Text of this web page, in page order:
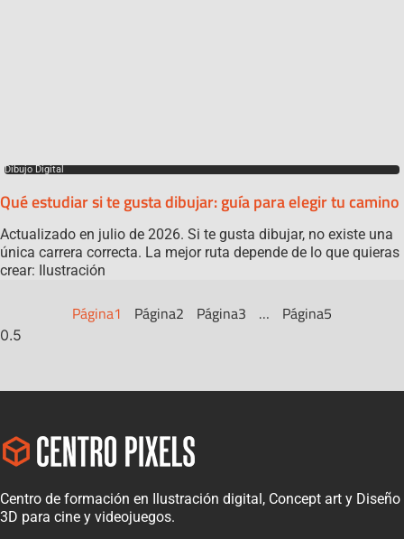
Dibujo Digital
Qué estudiar si te gusta dibujar: guía para elegir tu camino
Actualizado en julio de 2026. Si te gusta dibujar, no existe una
única carrera correcta. La mejor ruta depende de lo que quieras
crear: Ilustración
Página1 Página2 Página3 … Página5
Centro de formación en Ilustración digital, Concept art y Diseño
3D para cine y videojuegos.